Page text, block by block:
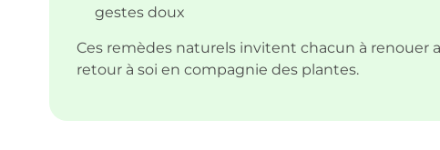
gestes doux
Ces remèdes naturels invitent chacun à renouer
retour à soi en compagnie des plantes.